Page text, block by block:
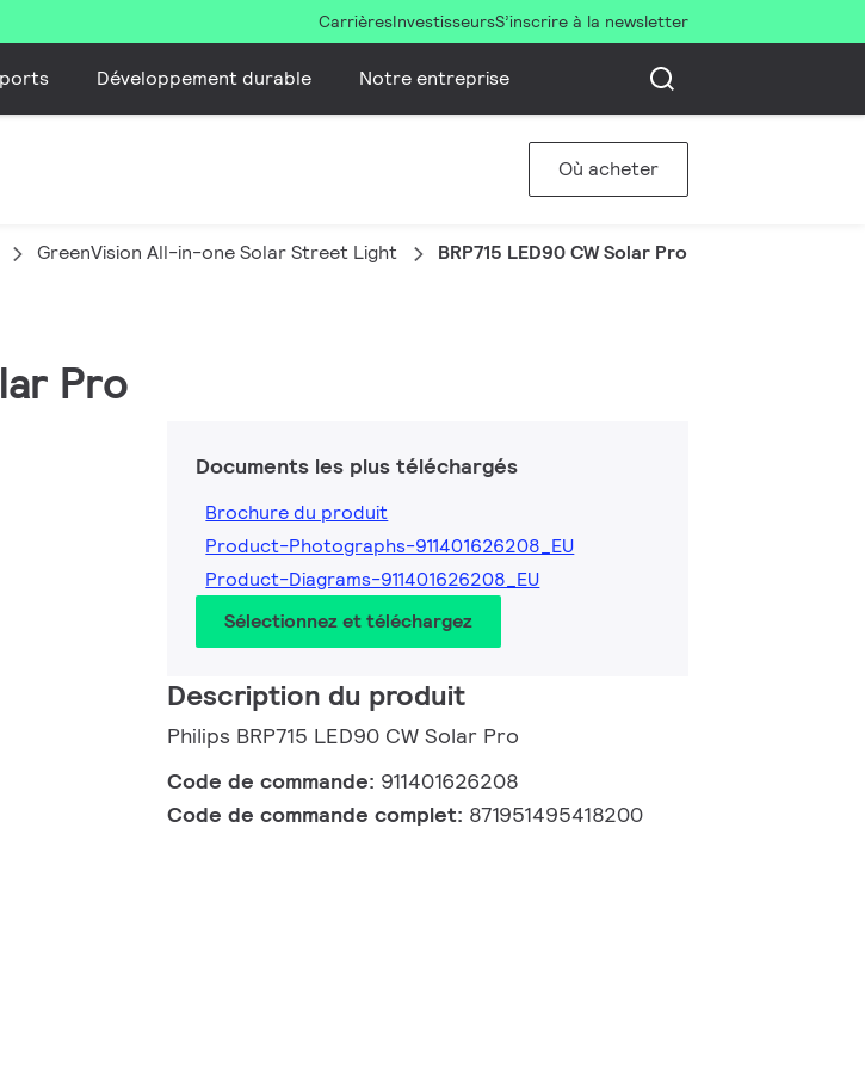
CarrièresInvestisseursS’inscrire à la newsletter
Développement durable Notre entreprise
Où acheter
GreenVision All-in-one Solar Street Light BRP715 LED90 CW Solar Pro
Pro
Documents les plus téléchargés
Brochure du produit
Product-Photographs-911401626208_EU
Product-Diagrams-911401626208_EU
Sélectionnez et téléchargez
Description du produit
Philips BRP715 LED90 CW Solar Pro
Code de commande: 911401626208
Code de commande complet: 871951495418200